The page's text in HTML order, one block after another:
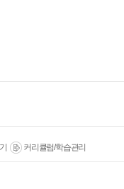
커리큘럼/학습관리